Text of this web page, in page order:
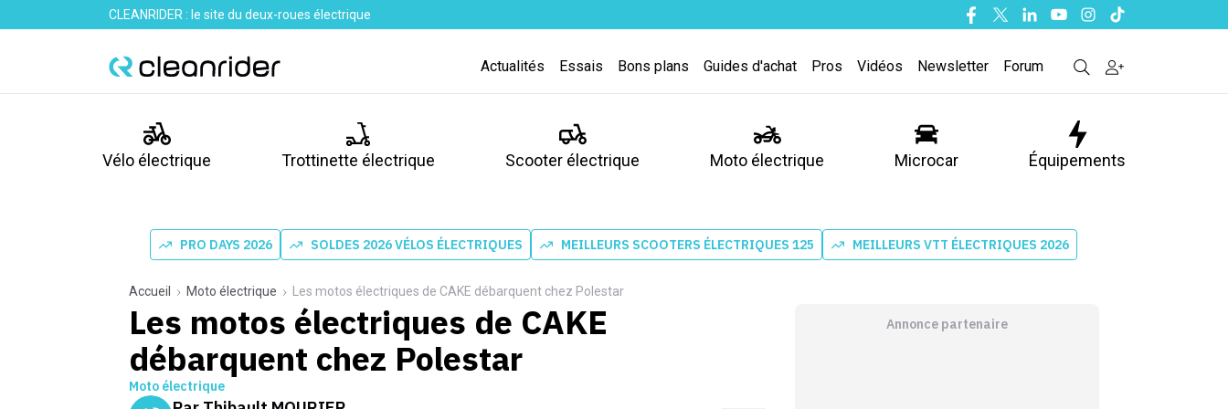
CLEANRIDER : le site du deux-roues électrique Facebook
TwitterLinkedinYoutubeInstagram
Tiktok
Actualités Essais Bons plans Guides d'achat Pros Vidéos Newsletter Forum
Vélo électrique Trottinette électrique Scooter électrique Moto électrique Microcar Équipements
PRO DAYS 2026 SOLDES 2026 VÉLOS ÉLECTRIQUES MEILLEURS SCOOTERS ÉLECTRIQUES 125 MEILLEURS VTT ÉLECTRIQUES 2026
Accueil Moto électrique Les motos électriques de CAKE débarquent chez Polestar
Les motos électriques de CAKE
débarquent chez Polestar
Moto électrique
Annonce partenaire